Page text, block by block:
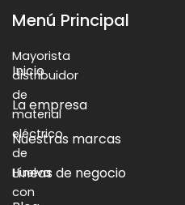
Mayorista
distribuidor
de
material
eléctrico
de
Huelva
con
Menú Principal
Inicio
La empresa
Nuestras marcas
Líneas de negocio